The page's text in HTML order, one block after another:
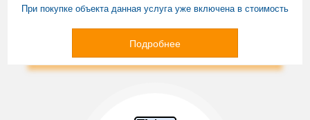
При покупке объекта данная услуга уже включена в стоимость
Подробнее